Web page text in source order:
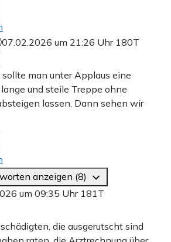
07.02.2026 um 21:26 Uhr 180T
sollte man unter Applaus eine
und steile Treppe ohne
lassen. Dann sehen wir
anzeigen (8)
um 09:35 Uhr 181T
die ausgerutscht sind